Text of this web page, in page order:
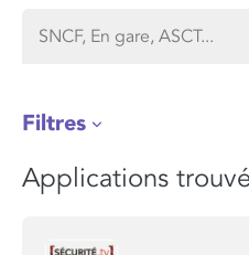
Filtres
Applications